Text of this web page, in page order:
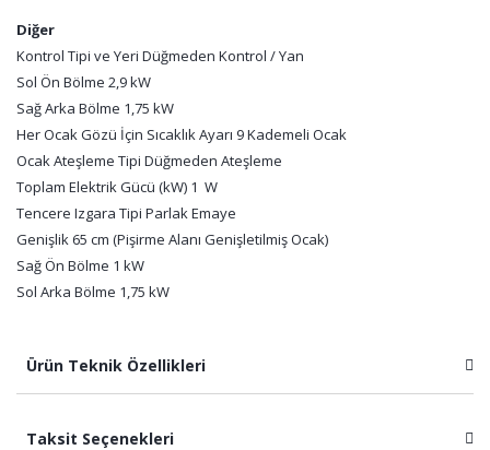
Diğer
Kontrol Tipi ve Yeri Düğmeden Kontrol / Yan
Sol Ön Bölme 2,9 kW
Sağ Arka Bölme 1,75 kW
Her Ocak Gözü İçin Sıcaklık Ayarı 9 Kademeli Ocak
Ocak Ateşleme Tipi Düğmeden Ateşleme
Toplam Elektrik Gücü (kW) 1 W
Tencere Izgara Tipi Parlak Emaye
Genişlik 65 cm (Pişirme Alanı Genişletilmiş Ocak)
Sağ Ön Bölme 1 kW
Sol Arka Bölme 1,75 kW
Ürün Teknik Özellikleri
Taksit Seçenekleri